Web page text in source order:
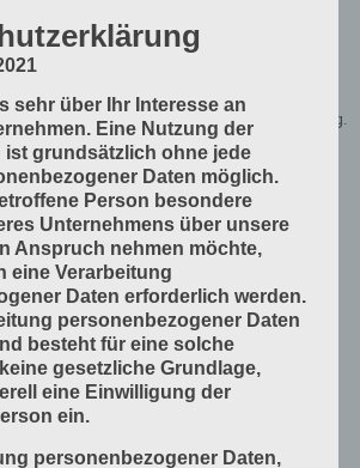
Computer-to-Print
weiß oder in Farbe, einfarbig oder mehrfarbig.
2-seitig drucken.
mit einer dynamischen Druckform
auf die Bildträgertrommel übertragen.
vorbereitet sind, werden sie durch einen
in eine Bitmap mit Raster-Elementen
Die Raster-Elemente werden
auf die Druckform übertragen. Für jeden neuen
ändern.
keine Fehler haben.
sehr über Ihr Interesse an
Eine Nutzung der
ist grundsätzlich ohne jede
Daten möglich.
Person besondere
Unternehmens über unsere
Anspruch nehmen möchte,
eine Verarbeitung
Daten erforderlich werden.
personenbezogener Daten
besteht für eine solche
gesetzliche Grundlage,
eine Einwilligung der
ein.
personenbezogener Daten,